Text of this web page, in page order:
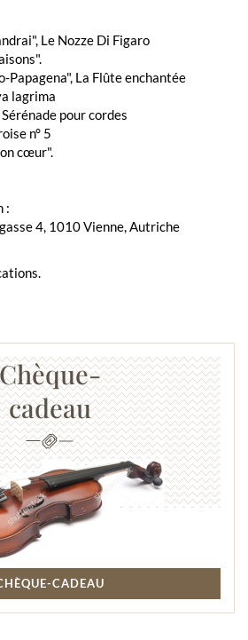
Le Nozze Di Figaro
Papagena", La Flûte enchantée
lagrima
pour cordes
n° 5
cœur".
:
4, 1010 Vienne, Autriche
cadeau
CADEAU